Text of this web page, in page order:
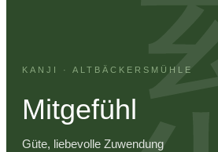
Es befinden sich keine
Warenkorb.
KANJI · ALTBÄCKERSMÜHLE
Mitgefühl
Güte, liebevolle Zuwendung